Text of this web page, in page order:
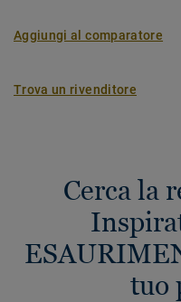
Aggiungi al comparatore
Trova un rivenditore
Cerca la
tuo